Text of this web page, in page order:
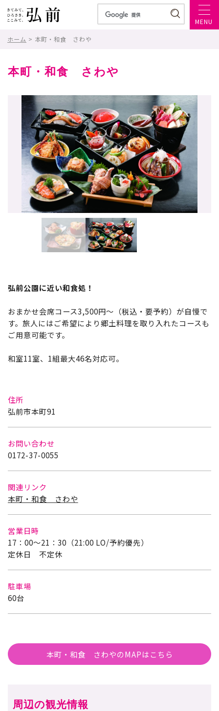
MENU
ホーム > 本町・和食 さわや
本町・和食 さわや
弘前公園に近い和食処！
おまかせ会席コース3,500円～（税込・要予約）が自慢で
す。旅人にはご希望により郷土料理を取り入れたコースも
ご用意可能です。
和室11室、1組最大46名対応可。
住所
弘前市本町91
お問い合わせ
0172-37-0055
関連リンク
本町・和食 さわや
営業日時
17：00～21：30（21:00 LO/予約優先）
定休日 不定休
駐車場
60台
本町・和食 さわやのMAPはこちら
周辺の観光情報